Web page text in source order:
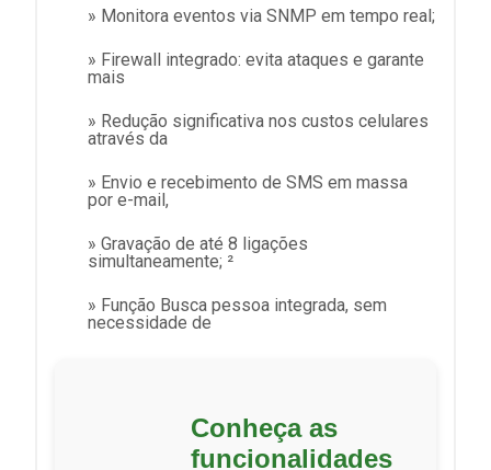
» Monitora eventos via SNMP em tempo real;
» Firewall integrado: evita ataques e garante
mais
» Redução significativa nos custos celulares
através da
» Envio e recebimento de SMS em massa
por e-mail,
» Gravação de até 8 ligações
simultaneamente; ²
» Função Busca pessoa integrada, sem
necessidade de
Conheça as
funcionalidades